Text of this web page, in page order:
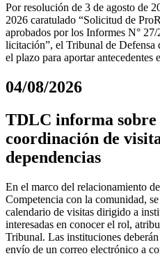
Por resolución de 3 de agosto de
2026 caratulado “Solicitud de
aprobados por los Informes N°
licitación”, el Tribunal de
el plazo para aportar
04/08/2026
TDLC informa
coordinación de
dependencias
En el marco del relacionamiento
Competencia con la comunidad,
calendario de visitas dirigido a
interesadas en conocer el rol,
Tribunal. Las instituciones
envío de un correo electrónico a